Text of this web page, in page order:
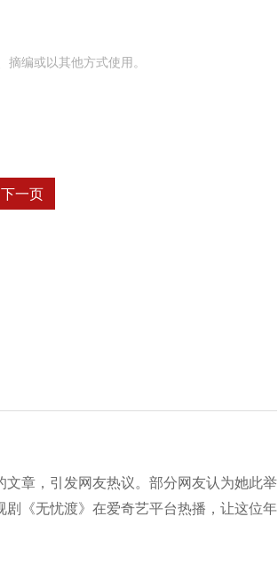
编或以其他方式使用。
下一页
章，引发网友热议。部分网友认为她此举
《无忧渡》在爱奇艺平台热播，让这位年